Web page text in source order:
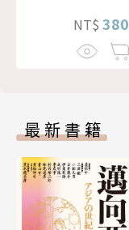
NT$ 380
最新書籍